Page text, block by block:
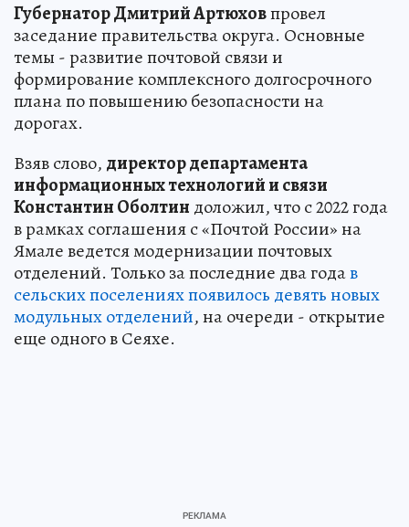
Губернатор Дмитрий Артюховпровел
заседание правительства округа. Основные
темы - развитие почтовой связи и
формирование комплексного долгосрочного
плана по повышению безопасности на
дорогах.
Взяв слово, директор департамента
информационных технологий и связи
Константин Оболтин доложил, что с 2022 года
в рамках соглашения с «Почтой России» на
Ямале ведется модернизации почтовых
отделений. Только за последние два годав
сельских поселениях появилось девять новых
модульных отделений, на очереди - открытие
еще одного в Сеяхе.